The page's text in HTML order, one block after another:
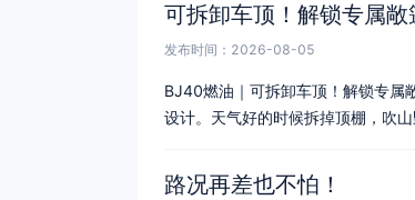
可拆卸车顶！解锁专属敞
发布时间：2026-08-05
BJ40燃油｜可拆卸车顶！解锁专属
设计。天气好的时候拆掉顶棚，吹
路况再差也不怕！